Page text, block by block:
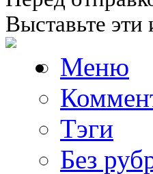
Выставьте эти
Меню
Тэги
Без